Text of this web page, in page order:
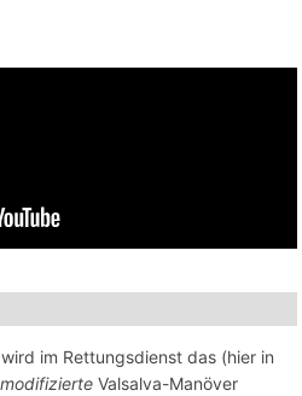
im Rettungsdienst das (hier in
modifizierte Valsalva-Manöver